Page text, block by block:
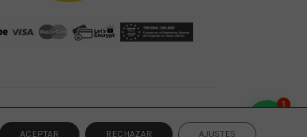
ACEPTAR RECHAZAR AJUSTES
1